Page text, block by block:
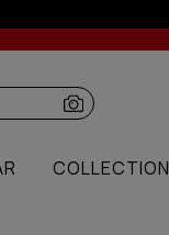
COLLECTION